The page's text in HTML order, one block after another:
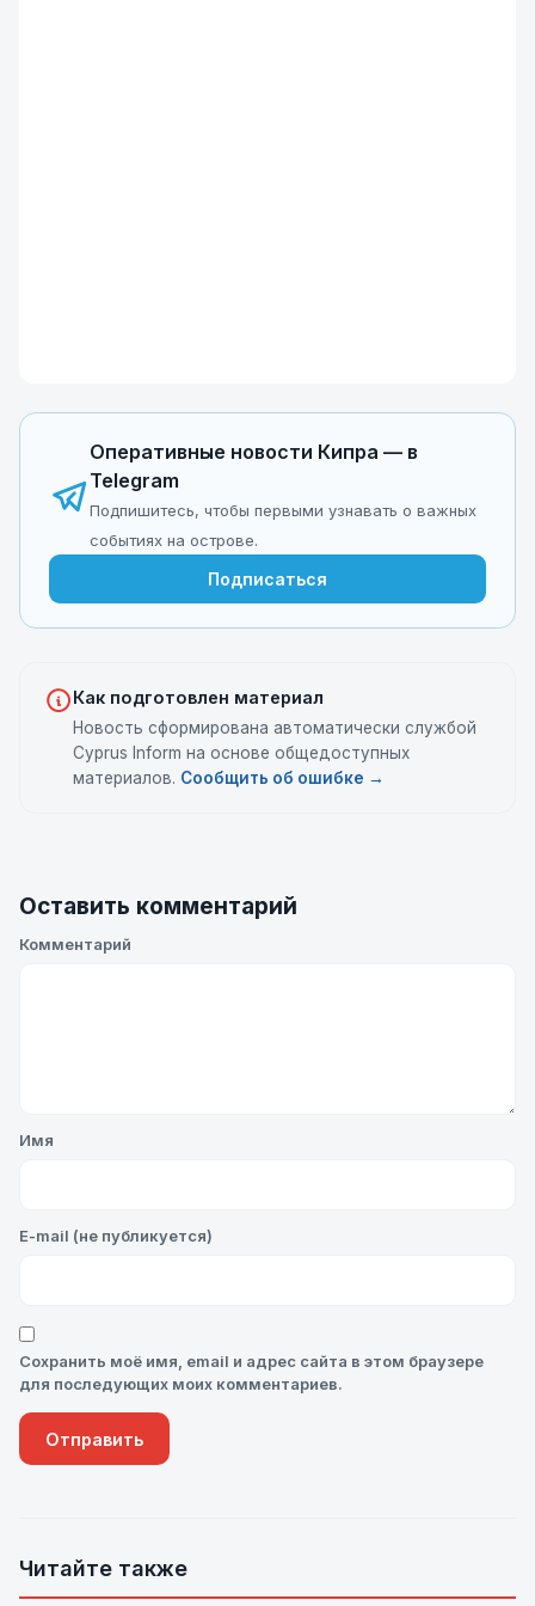
Оперативные новости Кипра — в
Telegram
Подпишитесь, чтобы первыми узнавать о важных
событиях на острове.
Подписаться
Как подготовлен материал
Новость сформирована автоматически службой
Cyprus Inform на основе общедоступных
материалов. Сообщить об ошибке →
Оставить комментарий
Комментарий
Имя
E-mail (не публикуется)
Сохранить моё имя, email и адрес сайта в этом браузере
для последующих моих комментариев.
Читайте также